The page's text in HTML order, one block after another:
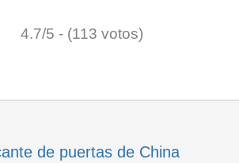
4.7/5 - (113 votos)
de puertas de China